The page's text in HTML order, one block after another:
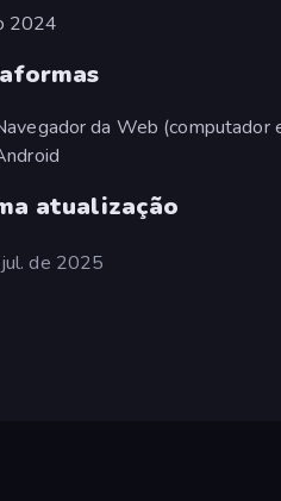
2024
da Web (computador
atualização
de 2025